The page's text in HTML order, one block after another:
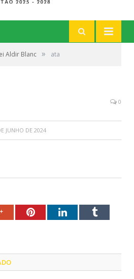
Aldir Blanc » ata
0
JUNHO DE 2024
Google+PinterestLinkedInTumblr